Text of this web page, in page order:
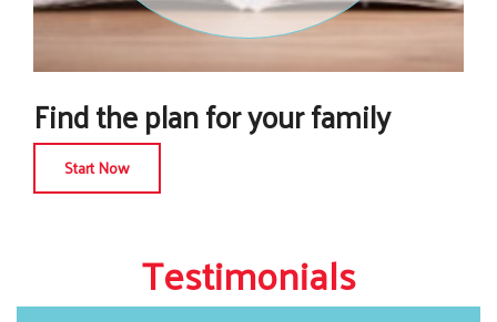
Find the plan for your family
Start Now
Testimonials